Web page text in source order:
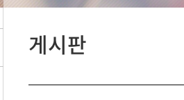
게시판